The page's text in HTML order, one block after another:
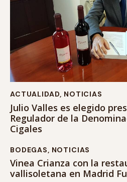
ACTUALIDAD, NOTICIAS
Julio Valles es elegido
Regulador de la
Cigales
BODEGAS, NOTICIAS
Vinea Crianza con la
vallisoletana en Madrid